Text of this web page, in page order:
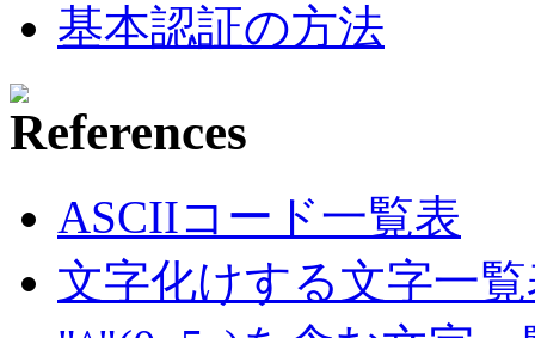
基本認証の方法
ASCIIコード一覧表
文字化けする文字一